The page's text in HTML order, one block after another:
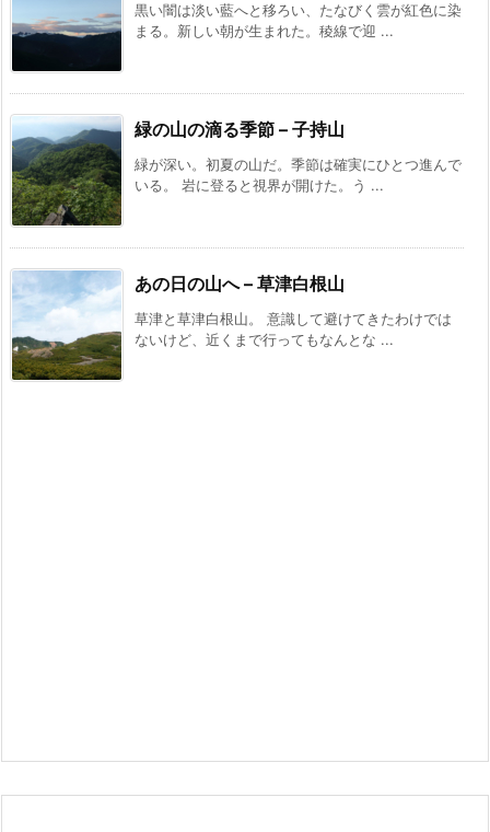
黒い闇は淡い藍へと移ろい、たなびく雲が紅色に染
まる。新しい朝が生まれた。稜線で迎 ...
緑の山の滴る季節 – 子持山
緑が深い。初夏の山だ。季節は確実にひとつ進んで
いる。 岩に登ると視界が開けた。う ...
あの日の山へ – 草津白根山
草津と草津白根山。 意識して避けてきたわけでは
ないけど、近くまで行ってもなんとな ...